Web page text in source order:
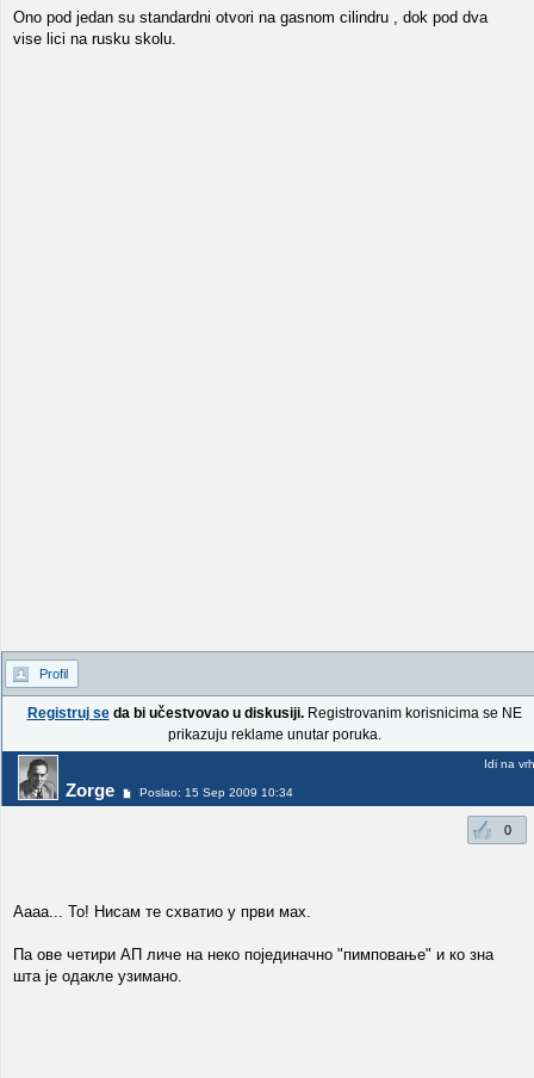
Ono pod jedan su standardni otvori na gasnom cilindru , dok pod dva
vise lici na rusku skolu.
Profil
Registruj seda bi učestvovao u diskusiji.Registrovanim korisnicima se NE
prikazuju reklame unutar poruka.
Zorge Poslao: 15 Sep 2009 10:34
Idi na vrh
0
Аааа... То! Нисам те схватио у први мах.
Па ове четири АП личе на неко појединачно "пимповање" и ко зна
шта је одакле узимано.